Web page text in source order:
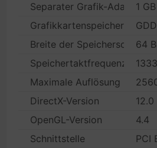
Separater Grafik-
1 GB
Grafikkartenspeichertyp
Breite der
64
Speichertaktfrequenz
Maximale Auflösung
DirectX-Version
12.0
OpenGL-Version
4.4
Schnittstelle
PCI